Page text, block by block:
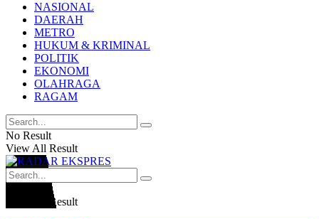
NASIONAL
DAERAH
METRO
HUKUM & KRIMINAL
POLITIK
EKONOMI
OLAHRAGA
RAGAM
No Result
View All Result
View All Result